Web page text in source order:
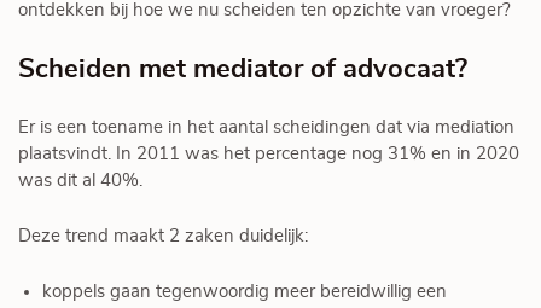
ontdekken bij hoe we nu scheiden ten opzichte van vroeger?
Scheiden met mediator of advocaat?
Er is een toename in het aantal scheidingen dat via mediation
plaatsvindt. In 2011 was het percentage nog 31% en in 2020
was dit al 40%.
Deze trend maakt 2 zaken duidelijk:
koppels gaan tegenwoordig meer bereidwillig een